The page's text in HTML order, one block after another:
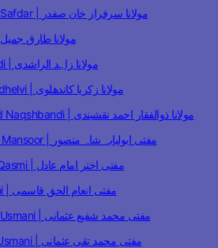
Maulana Sarfaraz Khan Safdar | مولانا سرفراز خان صفدر
Maulana Tariq Jameel | مولانا طارق جمیل
Maulana Zahid Ur Rashdi | مولانا زاہد الراشدی
Maulana Zakariyya Kandhelvi | مولانا زکریا کاندھلوی
Maulana Zulfiqar Ahmad Naqshbandi | مولانا ذوالفقار احمد نقشبندی
Mufti Abu Lubaba Shah Mansoor | مفتی ابولبابہ شاہ منصور
Mufti Akhtar Imam Adil Qasmi | مفتی اختر امام عادل
Mufti Inam ul Haq Qasmi | مفتی انعام الحق قاسمی
Mufti Muhammad Shafi Usmani | مفتی محمد شفیع عثمانی
Mufti Muhammad Taqi Usmani | مفتی محمد تقی عثمانی